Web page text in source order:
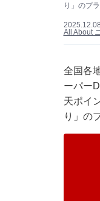
り」のプ
2025.12.08
All About
全国各
ーパー
天ポイ
り」の